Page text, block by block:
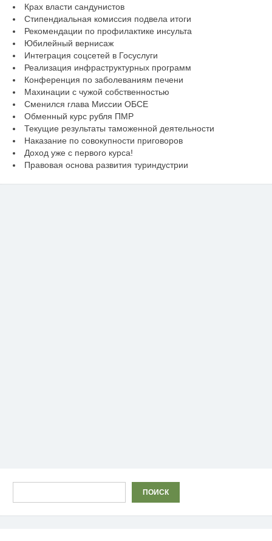
Крах власти сандунистов
Стипендиальная комиссия подвела итоги
Рекомендации по профилактике инсульта
Юбилейный вернисаж
Интеграция соцсетей в Госуслуги
Реализация инфраструктурных программ
Конференция по заболеваниям печени
Махинации с чужой собственностью
Сменился глава Миссии ОБСЕ
Обменный курс рубля ПМР
Текущие результаты таможенной деятельности
Наказание по совокупности приговоров
Доход уже с первого курса!
Правовая основа развития туриндустрии
ПОИСК